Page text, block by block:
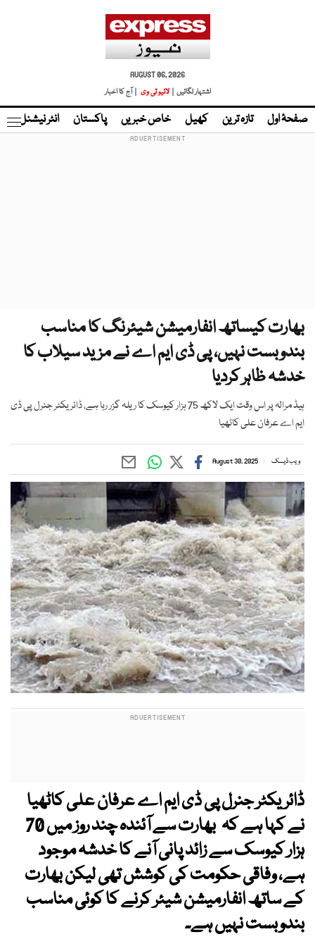
AUGUST 06, 2026
اشتہار لگائیں |
لائیو ٹی وی | آج کا اخبار
صفحۂ اول تازہ ترین کھیل خاص خبریں پاکستان انٹر نیشنل
بھارت کیساتھ انفارمیشن شیئرنگ کا مناسب
بندوبست نہیں، پی ڈی ایم اے نے مزید سیلاب کا
خدشہ ظاہر کردیا
ہیڈ مرالہ پر اس وقت ایک لاکھ 75 ہزار کیوسک کا ریلہ گزر رہا ہے، ڈائریکٹر جنرل پی ڈی
ایم اے عرفان علی کاٹھیا
ویب ڈیسک August 30, 2025
ڈائریکٹر جنرل پی ڈی ایم اے عرفان علی کاٹھیا
نے کہا ہے کہ بھارت سے آئندہ چند روز میں 70
ہزار کیوسک سے زائد پانی آنے کا خدشہ موجود
ہے، وفاقی حکومت کی کوشش تھی لیکن بھارت
کے ساتھ انفارمیشن شیئر کرنے کا کوئی مناسب
بندوبست نہیں ہے۔